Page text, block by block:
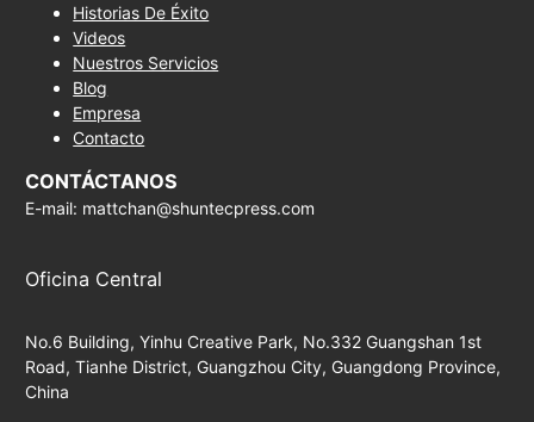
Historias De Éxito
Videos
Nuestros Servicios
Blog
Empresa
Contacto
CONTÁCTANOS
E-mail: mattchan@shuntecpress.com
Oficina Central
No.6 Building, Yinhu Creative Park, No.332 Guangshan 1st
Road, Tianhe District, Guangzhou City, Guangdong Province,
China